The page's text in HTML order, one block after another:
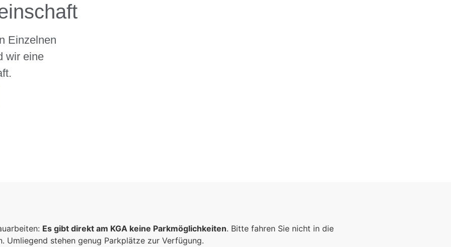
Einzelnen
wir eine
Es gibt direkt am KGA keine Parkmöglichkeiten. Bitte fahren Sie nicht in die
Umliegend stehen genug Parkplätze zur Verfügung.